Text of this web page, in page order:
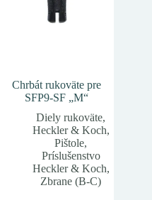
Chrbát rukoväte pre
SFP9-SF „M“
Diely rukoväte,
Heckler & Koch,
Pištole,
Príslušenstvo
Heckler & Koch,
Zbrane (B-C)